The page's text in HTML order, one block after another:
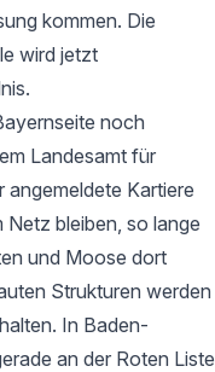
kommen. Die
wird jetzt
noch
Landesamt für
angemeldete Kartiere
bleiben, so lange
und Moose dort
Strukturen werden
In Baden-
an der Roten Liste